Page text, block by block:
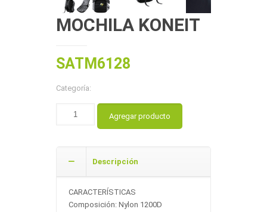
MOCHILA KONEIT
SATM6128
Categoría:
Agregar producto
Descripción
CARACTERÍSTICAS
Composición: Nylon 1200D